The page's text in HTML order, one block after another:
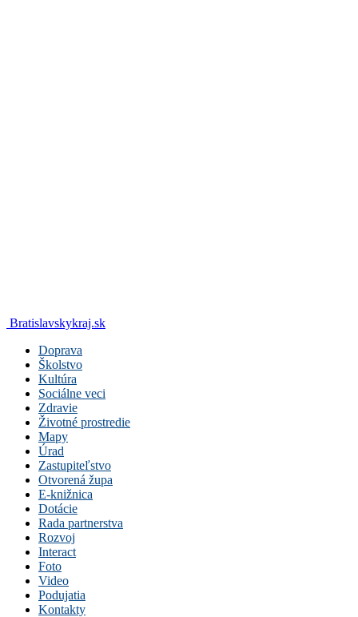
Bratislavskykraj.sk
Doprava
Školstvo
Kultúra
Sociálne veci
Zdravie
Životné prostredie
Mapy
Úrad
Zastupiteľstvo
Otvorená župa
E-knižnica
Dotácie
Rada partnerstva
Rozvoj
Interact
Foto
Video
Podujatia
Kontakty